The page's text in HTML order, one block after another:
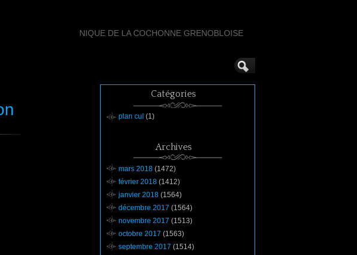
NIQUE DE LA COCHONNE GRENOBLOISE
Catégories
plan cul (1)
Archives
mars 2018 (1472)
février 2018 (1412)
janvier 2018 (1564)
décembre 2017 (1564)
novembre 2017 (1513)
octobre 2017 (1563)
septembre 2017 (1514)